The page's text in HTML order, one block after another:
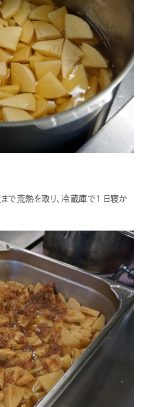
で荒熱を取り、冷蔵庫で1 日寝か